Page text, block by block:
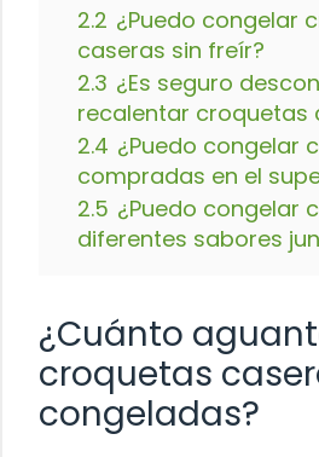
2.2 ¿Puedo congelar
caseras sin freír?
2.3 ¿Es seguro
recalentar croquetas
2.4 ¿Puedo congelar
compradas en el
2.5 ¿Puedo congelar
diferentes sabores
¿Cuánto
croquetas
congeladas?